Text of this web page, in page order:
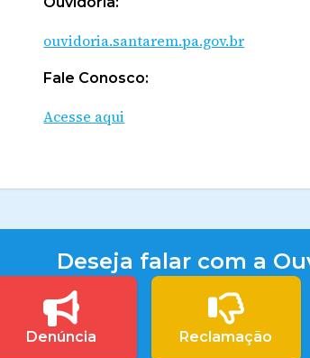
ouvidoria.santarem.pa.gov.br
Fale Conosco:
Acesse aqui
Deseja falar com a
Denúncia Reclamação